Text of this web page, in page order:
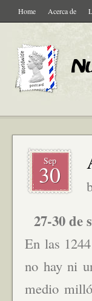
Home Acerca de
Sep
30
27-30 de
En las
no hay ni
medio